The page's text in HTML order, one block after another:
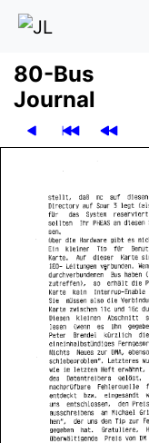
80-Bus
Journal